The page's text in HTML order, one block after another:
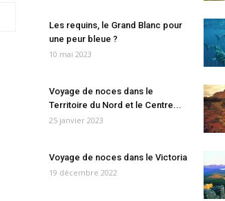
Les requins, le Grand Blanc pour
une peur bleue ?
10 mai 2023
Voyage de noces dans le
Territoire du Nord et le Centre...
25 janvier 2023
Voyage de noces dans le Victoria
19 décembre 2022